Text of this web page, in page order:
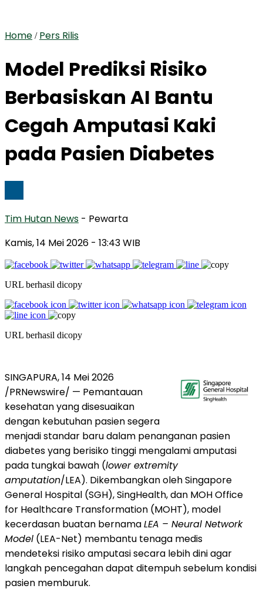
Home / Pers Rilis
Model Prediksi Risiko
Berbasiskan AI Bantu
Cegah Amputasi Kaki
pada Pasien Diabetes
Tim Hutan News - Pewarta
Kamis, 14 Mei 2026 - 13:43 WIB
URL berhasil dicopy
URL berhasil dicopy
SINGAPURA, 14 Mei 2026
/PRNewswire/ — Pemantauan
kesehatan yang disesuaikan
dengan kebutuhan pasien segera
menjadi standar baru dalam penanganan pasien
diabetes yang berisiko tinggi mengalami amputasi
pada tungkai bawah (lower extremity
amputation/LEA). Dikembangkan oleh Singapore
General Hospital (SGH), SingHealth, dan MOH Office
for Healthcare Transformation (MOHT), model
kecerdasan buatan bernamaLEA – Neural Network
Model (LEA-Net) membantu tenaga medis
mendeteksi risiko amputasi secara lebih dini agar
langkah pencegahan dapat ditempuh sebelum kondisi
pasien memburuk.